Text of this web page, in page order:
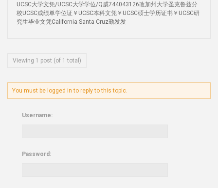
UCSC大学文凭/UCSC大学学位/Q威744043126改加州大学圣克鲁兹分
校UCSC成绩单学位证￥UCSC本科文凭￥UCSC硕士学历证书￥UCSC研
究生毕业文凭California Santa Cruz勤发发
Viewing 1 post (of 1 total)
You must be logged in to reply to this topic.
Username:
Password: